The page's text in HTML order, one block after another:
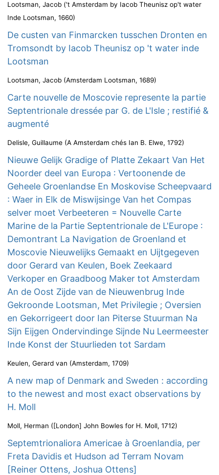
Lootsman, Jacob ('t Amsterdam by Iacob Theunisz op't water
Inde Lootsman, 1660)
De custen van Finmarcken tusschen Dronten en
Tromsondt by Iacob Theunisz op 't water inde
Lootsman
Lootsman, Jacob (Amsterdam Lootsman, 1689)
Carte nouvelle de Moscovie represente la partie
Septentrionale dressée par G. de L'Isle ; restifié &
augmenté
Delisle, Guillaume (A Amsterdam chés Ian B. Elwe, 1792)
Nieuwe Gelijk Gradige of Platte Zekaart Van Het
Noorder deel van Europa : Vertoonende de
Geheele Groenlandse En Moskovise Scheepvaard
: Waer in Elk de Miswijsinge Van het Compas
selver moet Verbeeteren = Nouvelle Carte
Marine de la Partie Septentrionale de L'Europe :
Demontrant La Navigation de Groenland et
Moscovie Nieuwelijks Gemaakt en Uijtgegeven
door Gerard van Keulen, Boek Zeekaard
Verkoper en Graadboog Maker tot Amsterdam
An de Oost Zijde van de Nieuwenbrug Inde
Gekroonde Lootsman, Met Privilegie ; Oversien
en Gekorrigeert door Ian Piterse Stuurman Na
Sijn Eijgen Ondervindinge Sijnde Nu Leermeester
Inde Konst der Stuurlieden tot Sardam
Keulen, Gerard van (Amsterdam, 1709)
A new map of Denmark and Sweden : according
to the newest and most exact observations by
H. Moll
Moll, Herman ([London] John Bowles for H. Moll, 1712)
Septemtrionaliora Americae à Groenlandia, per
Freta Davidis et Hudson ad Terram Novam
[Reiner Ottens, Joshua Ottens]